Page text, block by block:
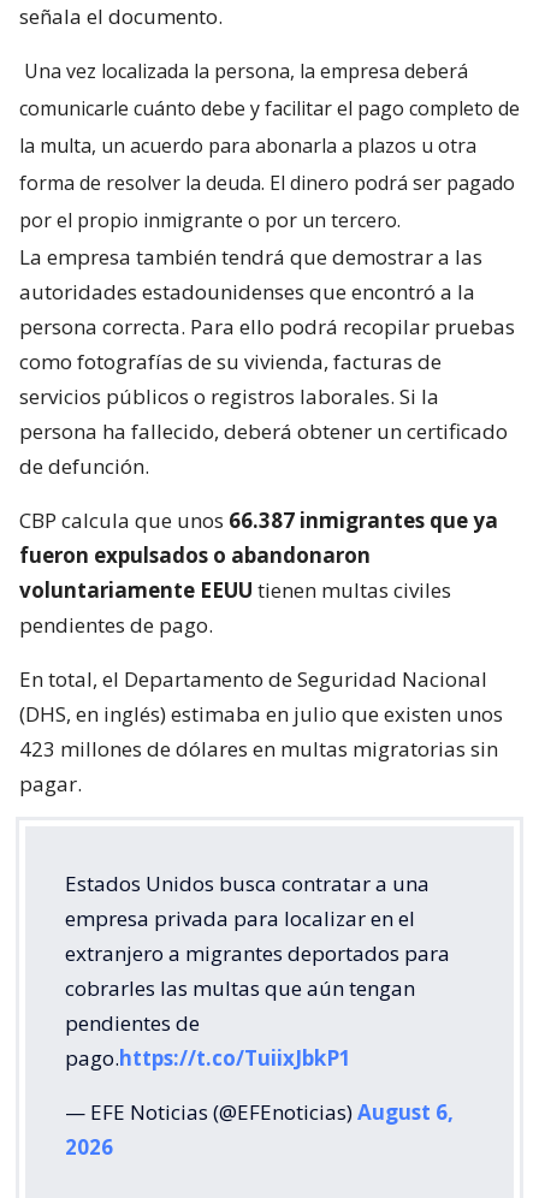
señala el documento.
Una vez localizada la persona, la empresa deberá
comunicarle cuánto debe y facilitar el pago completo de
la multa, un acuerdo para abonarla a plazos u otra
forma de resolver la deuda. El dinero podrá ser pagado
por el propio inmigrante o por un tercero.
La empresa también tendrá que demostrar a las
autoridades estadounidenses que encontró a la
persona correcta. Para ello podrá recopilar pruebas
como fotografías de su vivienda, facturas de
servicios públicos o registros laborales. Si la
persona ha fallecido, deberá obtener un certificado
de defunción.
CBP calcula que unos 66.387 inmigrantes que ya
fueron expulsados o abandonaron
voluntariamente EEUU tienen multas civiles
pendientes de pago.
En total, el Departamento de Seguridad Nacional
(DHS, en inglés) estimaba en julio que existen unos
423 millones de dólares en multas migratorias sin
pagar.
Estados Unidos busca contratar a una
empresa privada para localizar en el
extranjero a migrantes deportados para
cobrarles las multas que aún tengan
pendientes de
pago.https://t.co/TuiixJbkP1
— EFE Noticias (@EFEnoticias)August 6,
2026